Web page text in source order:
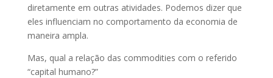
diretamente em outras atividades. Podemos dizer que
eles influenciam no comportamento da economia de
maneira ampla.
Mas, qual a relação das commodities com o referido
“capital humano?”